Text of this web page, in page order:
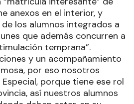
anexos en el interior, y
los alumnos integrados a
que además concurren a
temprana”.
y un acompañamiento
por eso nosotros
porque tiene ese rol
así nuestros alumnos